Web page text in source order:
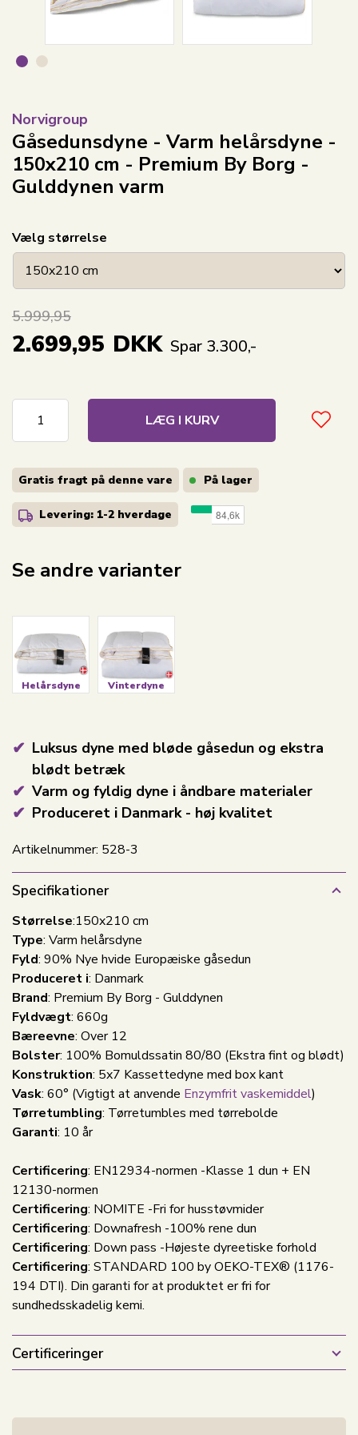
Norvigroup
Gåsedunsdyne - Varm helårsdyne -
150x210 cm - Premium By Borg -
Gulddynen varm
Luksus dyne med bløde gåsedun og ekstra
blødt betræk
Varm og fyldig dyne i åndbare materialer
Produceret i Danmark - høj kvalitet
Vælg størrelse
5.999,95
2.699,95 DKK Spar 3.300,-
LÆG I KURV
Gratis fragt på denne vare På lager
Levering: 1-2 hverdage
Artikelnummer: 528-3
Se andre varianter
Helårsdyne Vinterdyne
Specifikationer
Størrelse:150x210 cm
Type: Varm helårsdyne
Fyld: 90% Nye hvide Europæiske gåsedun
Produceret i: Danmark
Brand: Premium By Borg - Gulddynen
Fyldvægt: 660g
Bæreevne: Over 12
Bolster: 100% Bomuldssatin 80/80 (Ekstra fint og blødt)
Konstruktion: 5x7 Kassettedyne med box kant
Vask: 60° (Vigtigt at anvende Enzymfrit vaskemiddel)
Tørretumbling: Tørretumbles med tørrebolde
Garanti: 10 år
Certificering: EN12934-normen -Klasse 1 dun + EN
12130-normen
Certificering: NOMITE -Fri for husstøvmider
Certificering: Downafresh -100% rene dun
Certificering: Down pass -Højeste dyreetiske forhold
Certificering: STANDARD 100 by OEKO-TEX® (1176-
194 DTI). Din garanti for at produktet er fri for
sundhedsskadelig kemi.
Certificeringer